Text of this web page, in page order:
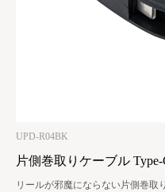
UPD-R04BK
片側巻取りケーブル
リールが邪魔にならない片側巻取